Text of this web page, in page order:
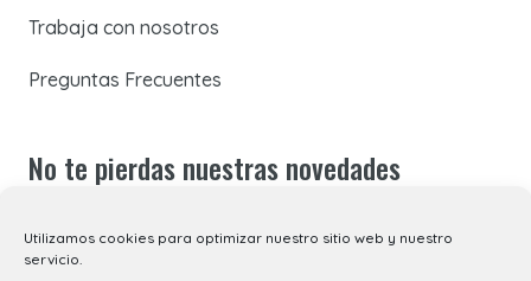
Utilizamos cookies para optimizar nuestro sitio web y nuestro
servicio.
Trabaja con nosotros
Preguntas Frecuentes
No te pierdas nuestras novedades
Suscríbete a nuestra newsletter para recibir todas las
novedades en tu correo electrónico o síguenos en